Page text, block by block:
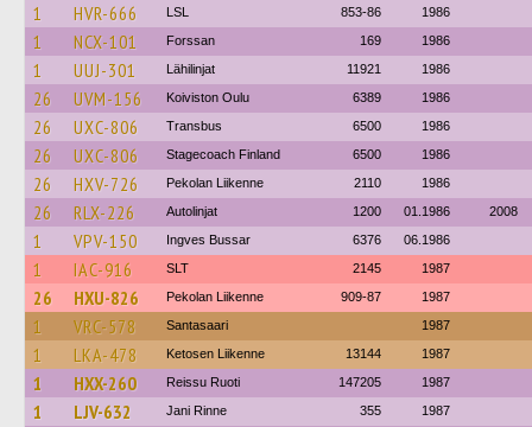
1 HVR-666 LSL 853-86 1986
1 NCX-101 Forssan 169 1986
1 UUJ-301 Lähilinjat 11921 1986
26 UVM-156 Koiviston Oulu 6389 1986
26 UXC-806 Transbus 6500 1986
26 UXC-806 Stagecoach Finland 6500 1986
26 HXV-726 Pekolan Liikenne 2110 1986
26 RLX-226 Autolinjat 1200 01.1986 2008
1 VPV-150 Ingves Bussar 6376 06.1986
1 IAC-916 SLT 2145 1987
26 HXU-826 Pekolan Liikenne 909-87 1987
1 VRC-578 Santasaari 1987
1 LKA-478 Ketosen Liikenne 13144 1987
1 HXX-260 Reissu Ruoti 147205 1987
1 LJV-632 Jani Rinne 355 1987